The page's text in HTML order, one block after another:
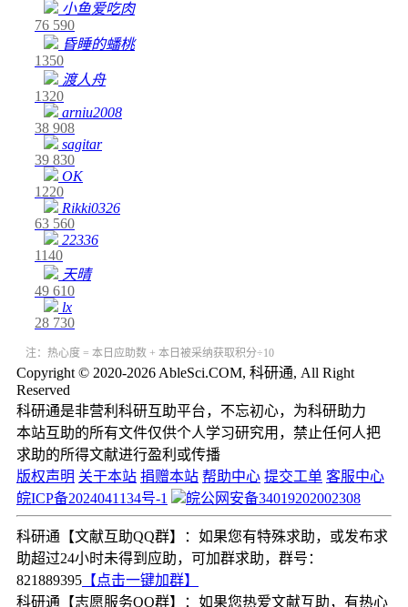
小鱼爱吃肉
76 590
昏睡的蟠桃
1350
渡人舟
1320
arniu2008
38 908
sagitar
39 830
OK
1220
Rikki0326
63 560
22336
1140
天晴
49 610
lx
28 730
注：热心度 = 本日应助数 + 本日被采纳获取积分÷10
Copyright © 2020-2026 AbleSci.COM, 科研通, All Right
Reserved
科研通是非营利科研互助平台，不忘初心，为科研助力
本站互助的所有文件仅供个人学习研究用，禁止任何人把
求助的所得文献进行盈利或传播
版权声明 关于本站 捐赠本站 帮助中心 提交工单 客服中心
皖ICP备2024041134号-1
皖公网安备34019202002308
科研通【文献互助QQ群】：如果您有特殊求助，或发布求
助超过24小时未得到应助，可加群求助，群号：
821889395 【点击一键加群】
科研通【志愿服务QQ群】：如果您热爱文献互助，有热心